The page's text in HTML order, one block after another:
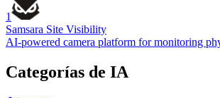
1
Samsara Site Visibility
AI-powered camera platform for monitoring
Categorías de IA